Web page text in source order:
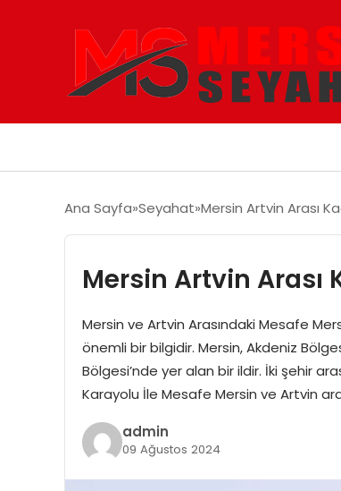
Ana Sayfa Seyahat Mersin Artvin Arası
Mersin Artvin Arası
Mersin ve Artvin Arasındaki Mesafe
önemli bir bilgidir. Mersin, Akdeniz
Bölgesi’nde yer alan bir ildir. İki şehir
Karayolu İle Mesafe Mersin ve Artvin
admin
09 Ağustos 2024